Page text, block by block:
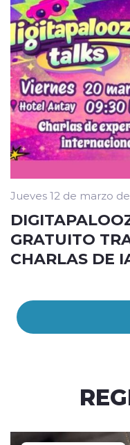
Jueves 12 de marzo
GRATUITO
CHARLAS DE